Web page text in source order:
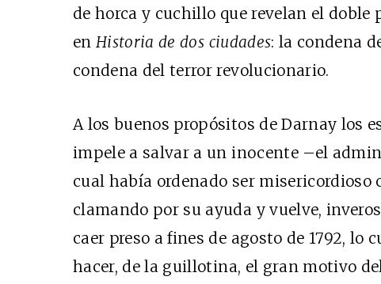
de horca y cuchillo que revelan el
enHistoria de dos ciudades: la condena
condena del terror revolucionario.
A los buenos propósitos de Darnay los
impele a salvar a un inocente –el
cual había ordenado ser misericordioso
clamando por su ayuda y vuelve,
caer preso a fines de agosto de 1792, lo
hacer, de la guillotina, el gran motivo